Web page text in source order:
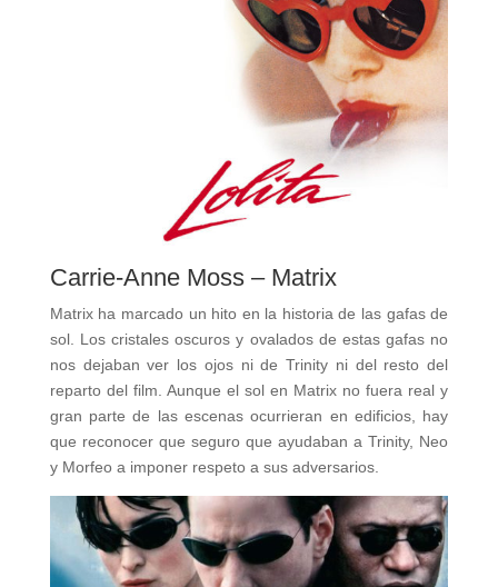
Carrie-Anne Moss – Matrix
Matrix ha marcado un hito en la historia de las gafas de
sol. Los cristales oscuros y ovalados de estas gafas no
nos dejaban ver los ojos ni de Trinity ni del resto del
reparto del film. Aunque el sol en Matrix no fuera real y
gran parte de las escenas ocurrieran en edificios, hay
que reconocer que seguro que ayudaban a Trinity, Neo
y Morfeo a imponer respeto a sus adversarios.